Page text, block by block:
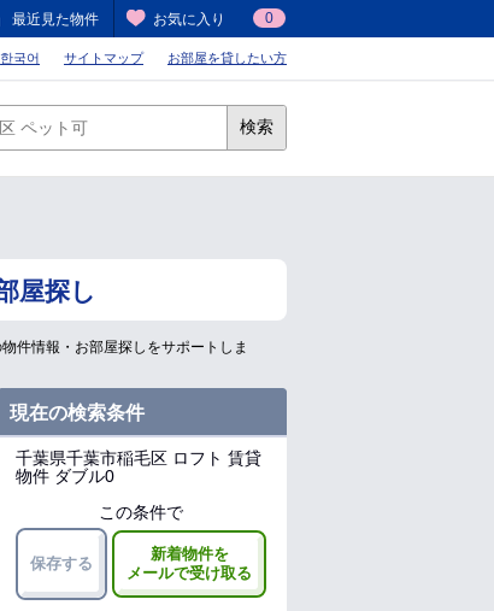
最近見た物件 お気に入り 0
한국어 サイトマップ お部屋を貸したい方
検索
屋探し
件情報・お部屋探しをサポートしま
現在の検索条件
千葉県千葉市稲毛区 ロフト 賃貸
物件 ダブル0
この条件で
保存する
新着物件を
メールで受け取る